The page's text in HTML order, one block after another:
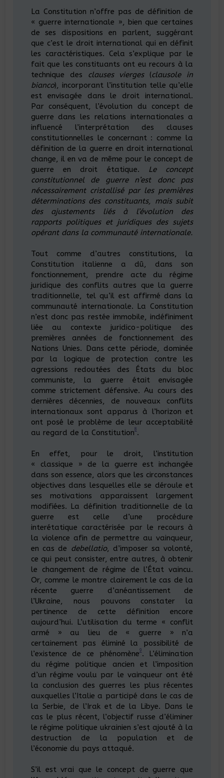
La Constitution n’offre pas de définition de
« guerre internationale », bien que certaines
de ses dispositions en parlent, suggérant
que c’est le droit international qui en définit
les caractéristiques. Cela s’explique par le
fait que les constituants ont eu recours à la
technique des clauses vierges(clausole in
bianco), incorporant l’institution telle qu’elle
est envisagée dans le droit international.
Par conséquent, l’évolution du concept de
guerre dans les relations internationales a
influencé l’interprétation des clauses
constitutionnelles le concernant : comme la
définition de la guerre en droit international
change, il en va de même pour le concept de
guerre en droit étatique. Le concept
constitutionnel de guerre n’est donc pas
nécessairement cristallisé par les premières
déterminations des constituants, mais subit
des ajustements liés à l’évolution des
rapports politiques et juridiques des sujets
opérant dans la communauté internationale.
Tout comme d’autres constitutions, la
Constitution italienne a dû, dans son
fonctionnement, prendre acte du régime
juridique des conflits autres que la guerre
traditionnelle, tel qu’il est affirmé dans la
communauté internationale. La Constitution
n’est donc pas restée immobile, indéfiniment
liée au contexte juridico-politique des
premières années de fonctionnement des
Nations Unies. Dans cette période, dominée
par la logique de protection contre les
agressions redoutées des États du bloc
communiste, la guerre était envisagée
comme strictement défensive. Au cours des
dernières décennies, de nouveaux conflits
internationaux sont apparus à l’horizon et
ont posé le problème de leur acceptabilité
au regard de la Constitution8.
En effet, pour le droit, l’institution
« classique » de la guerre est inchangée
dans son essence, alors que les circonstances
objectives dans lesquelles elle se déroule et
ses motivations apparaissent largement
modifiées. La définition traditionnelle de la
guerre est celle d’une procédure
interétatique caractérisée par le recours à
la violence afin de permettre au vainqueur,
en cas de debellatio, d’imposer sa volonté,
ce qui peut consister, entre autres, à obtenir
le changement de régime de l’État vaincu.
Or, comme le montre clairement le cas de la
récente guerre d’anéantissement de
l’Ukraine, nous pouvons constater la
pertinence de cette définition encore
aujourd’hui. L’utilisation du terme « conflit
armé » au lieu de « guerre » n’a
certainement pas éliminé la possibilité de
l’existence de ce phénomène9. L’élimination
du régime politique ancien et l’imposition
d’un régime voulu par le vainqueur ont été
la conclusion des guerres les plus récentes
auxquelles l’Italie a participé dans le cas de
la Serbie, de l’Irak et de la Libye. Dans le
cas le plus récent, l’objectif russe d’éliminer
le régime politique ukrainien s’est ajouté à la
destruction de la population et de
l’économie du pays attaqué.
S’il est vrai que le concept de guerre que